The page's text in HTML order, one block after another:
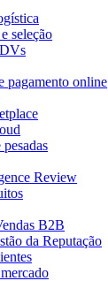
seleção
pagamento online
Review
B2B
da Reputação